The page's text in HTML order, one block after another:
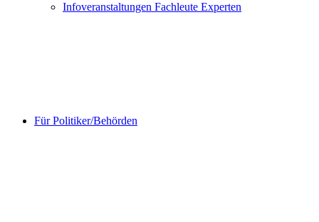
Infoveranstaltungen Fachleute Experten
Für Politiker/Behörden